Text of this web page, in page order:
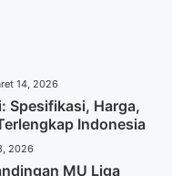
14, 2026
Spesifikasi, Harga,
Indonesia
2026
MU Liga